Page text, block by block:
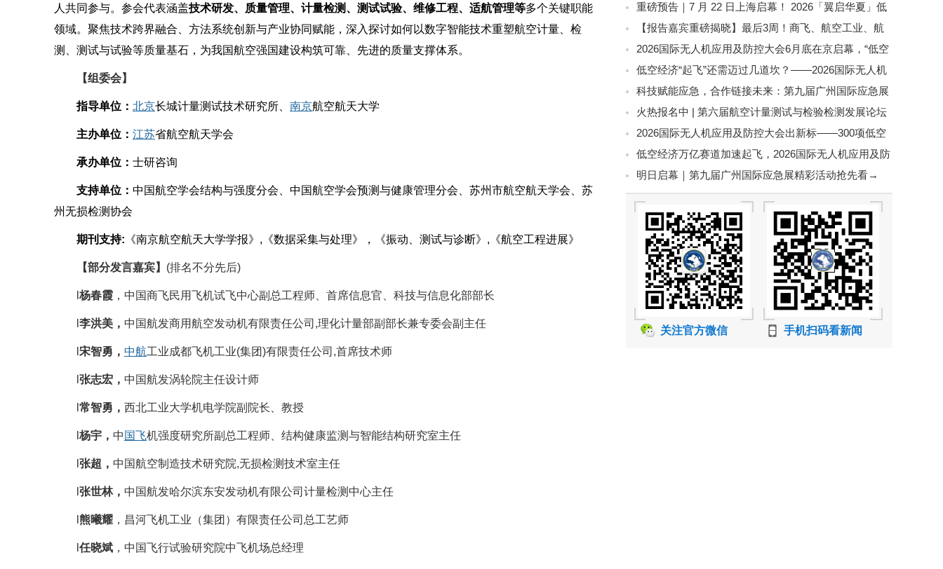
人共同参与。参会代表涵盖技术研发、质量管理、计量检测、测试试验、维修工程、适航管理等多个关键职能
领域。聚焦技术跨界融合、方法系统创新与产业协同赋能，深入探讨如何以数字智能技术重塑航空计量、检
测、测试与试验等质量基石，为我国航空强国建设构筑可靠、先进的质量支撑体系。
【组委会】
指导单位： 北京长城计量测试技术研究所、 南京航空航天大学
主办单位： 江苏省航空航天学会
承办单位： 士研咨询
支持单位： 中国航空学会结构与强度分会、中国航空学会预测与健康管理分会、苏州市航空航天学会、苏
州无损检测协会
期刊支持: 《南京航空航天大学学报》 , 《数据采集与处理》，《振动、测试与诊断》 , 《航空工程进展》
【部分发言嘉宾】 (排名不分先后)
杨春霞 ，中国商飞民用飞机试飞中心副总工程师、首席信息官、科技与信息化部部长
李洪美， 中国航发商用航空发动机有限责任公司,理化计量部副部长兼专委会副主任
宋智勇， 中航工业成都飞机工业(集团)有限责任公司,首席技术师
张志宏， 中国航发涡轮院主任设计师
常智勇， 西北工业大学机电学院副院长、教授
杨宇， 中 国飞机强度研究所副总工程师、结构健康监测与智能结构研究室主任
张超， 中国航空制造技术研究院,无损检测技术室主任
张世林， 中国航发哈尔滨东安发动机有限公司计量检测中心主任
熊曦耀 ，昌河飞机工业（集团）有限责任公司总工艺师
任晓斌 ，中国飞行试验研究院中飞机场总经理
重磅预告｜7 月 22 日上海启幕！ 2026「翼启华夏」低
空经济生态共建中国行・上海总站暨 第二届全国低空行业
会长论坛盛大来袭
【报告嘉宾重磅揭晓】最后3周！商飞、航空工业、航
发集团、eVTOL企业齐聚苏州，第六届航空计量测试与检
验检测发展论坛即将启幕
2026国际无人机应用及防控大会6月底在京启幕，“低空
经济第一城”最新战况即将揭晓
低空经济“起飞”还需迈过几道坎？——2026国际无人机
应用及防控大会邀您共探政策落地路径
科技赋能应急，合作链接未来：第九届广州国际应急展
圆满落幕！
火热报名中 | 第六届航空计量测试与检验检测发展论坛
邀您7月28-29日相聚苏州！
2026国际无人机应用及防控大会出新标——300项低空
经济标准铺路，行业告别“野蛮生长”
低空经济万亿赛道加速起飞，2026国际无人机应用及防
控大会6月底将在京启幕
明日启幕｜第九届广州国际应急展精彩活动抢先看→
关注官方微信 手机扫码看新闻